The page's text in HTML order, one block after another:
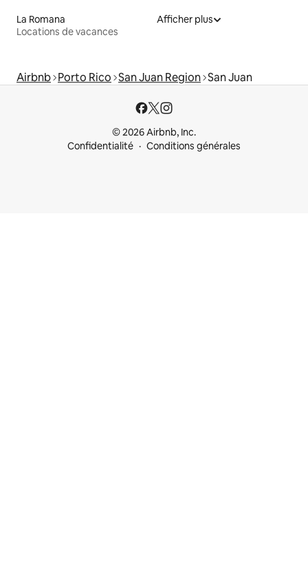
La Romana
Locations de vacances
Afficher plus
Airbnb Porto Rico San Juan Region San Juan
© 2026 Airbnb, Inc.
Confidentialité
Conditions générales